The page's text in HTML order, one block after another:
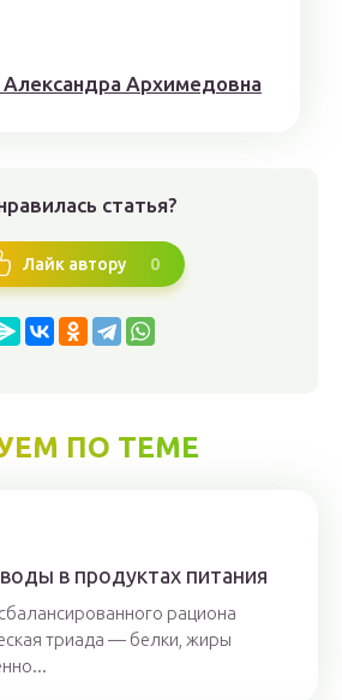
Aрхимедовна
статья?
Лайк автору 0
ПО ТЕМЕ
в продуктах питания
рациона
триада — белки, жиры